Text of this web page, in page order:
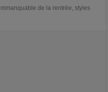
de la rentrée, styles